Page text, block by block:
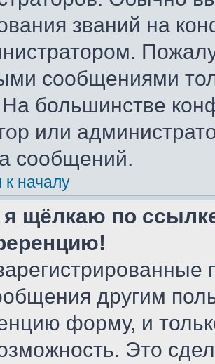
званий на
сообщениями
На большинстве
или
сообщений.
к началу
я щёлкаю по
другим
форму, и
Это